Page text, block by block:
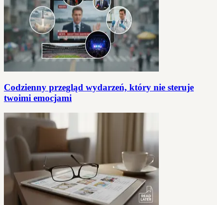
Codzienny przegląd wydarzeń, który nie steruje
twoimi emocjami